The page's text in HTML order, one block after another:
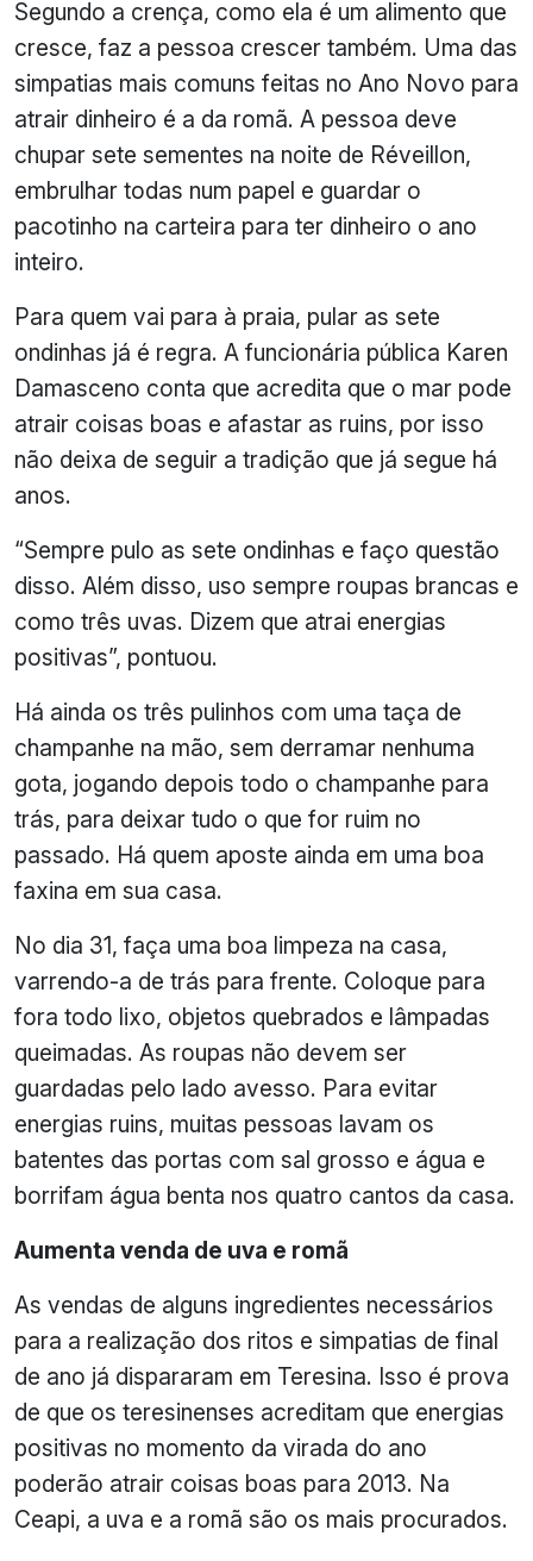
Segundo a crença, como ela é um alimento que
cresce, faz a pessoa crescer também. Uma das
simpatias mais comuns feitas no Ano Novo para
atrair dinheiro é a da romã. A pessoa deve
chupar sete sementes na noite de Réveillon,
embrulhar todas num papel e guardar o
pacotinho na carteira para ter dinheiro o ano
inteiro.
Para quem vai para à praia, pular as sete
ondinhas já é regra. A funcionária pública Karen
Damasceno conta que acredita que o mar pode
atrair coisas boas e afastar as ruins, por isso
não deixa de seguir a tradição que já segue há
anos.
“Sempre pulo as sete ondinhas e faço questão
disso. Além disso, uso sempre roupas brancas e
como três uvas. Dizem que atrai energias
positivas”, pontuou.
Há ainda os três pulinhos com uma taça de
champanhe na mão, sem derramar nenhuma
gota, jogando depois todo o champanhe para
trás, para deixar tudo o que for ruim no
passado. Há quem aposte ainda em uma boa
faxina em sua casa.
No dia 31, faça uma boa limpeza na casa,
varrendo-a de trás para frente. Coloque para
fora todo lixo, objetos quebrados e lâmpadas
queimadas. As roupas não devem ser
guardadas pelo lado avesso. Para evitar
energias ruins, muitas pessoas lavam os
batentes das portas com sal grosso e água e
borrifam água benta nos quatro cantos da casa.
Aumenta venda de uva e romã
As vendas de alguns ingredientes necessários
para a realização dos ritos e simpatias de final
de ano já dispararam em Teresina. Isso é prova
de que os teresinenses acreditam que energias
positivas no momento da virada do ano
poderão atrair coisas boas para 2013. Na
Ceapi, a uva e a romã são os mais procurados.